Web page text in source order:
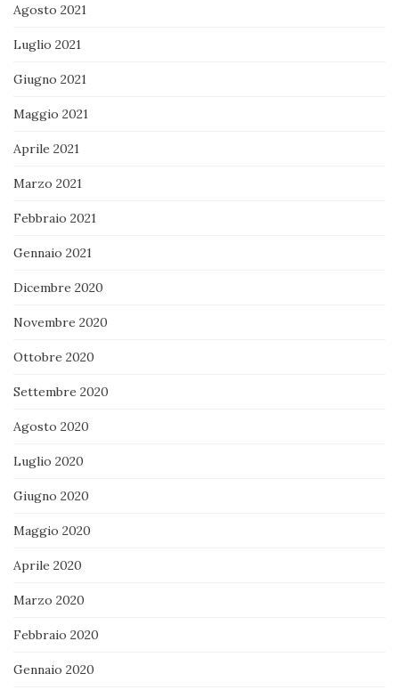
Agosto 2021
Luglio 2021
Giugno 2021
Maggio 2021
Aprile 2021
Marzo 2021
Febbraio 2021
Gennaio 2021
Dicembre 2020
Novembre 2020
Ottobre 2020
Settembre 2020
Agosto 2020
Luglio 2020
Giugno 2020
Maggio 2020
Aprile 2020
Marzo 2020
Febbraio 2020
Gennaio 2020